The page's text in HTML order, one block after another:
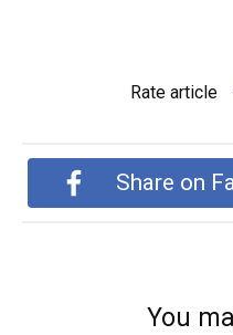
Rate article
Share on
You